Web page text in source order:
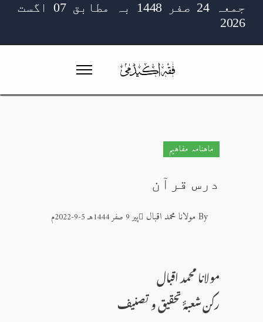
جمعہ 24 صفر 1448 بہ مطابق 07 اگست
2026
ماہنامہ مفاہیم
درس قرآن
Byمولانا محمد اقبال پیر 9 صفر 1444هـ 5-9-2022م
مولانا محمد اقبال
رکن شعبۂٔ تحقیق و تصنیف